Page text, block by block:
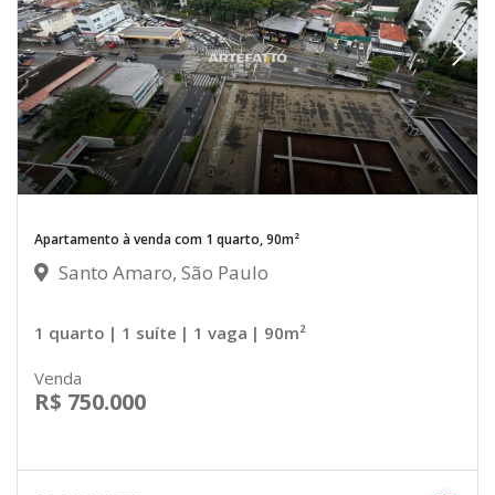
Apartamento à venda com 1 quarto, 90m²
Santo Amaro, São Paulo
1 quarto | 1 suíte | 1 vaga | 90m²
Venda
R$ 750.000